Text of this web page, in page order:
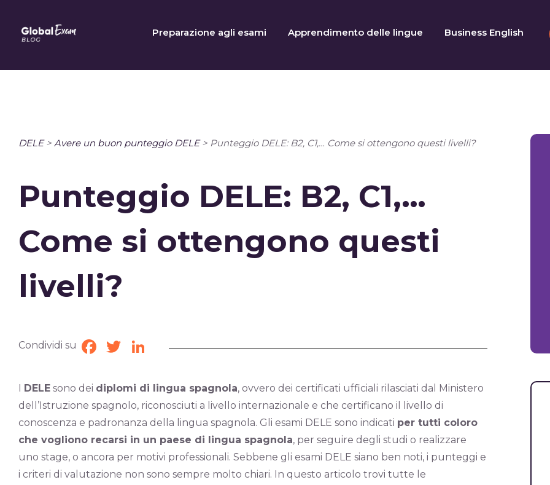
content
Preparazione agli esami Apprendimento delle lingue Business English
DELE> Avere un buon punteggio DELE> Punteggio DELE: B2, C1,… Come si ottengono questi livelli?
Punteggio DELE: B2, C1,…
Come si ottengono questi
livelli?
Condividi su Facebook
TwitterLinkedIn
I DELE sono dei diplomi di lingua spagnola, ovvero dei certificati ufficiali rilasciati dal Ministero
dell’Istruzione spagnolo, riconosciuti a livello internazionale e che certificano il livello di
conoscenza e padronanza della lingua spagnola. Gli esami DELE sono indicati per tutti coloro
che vogliono recarsi in un paese di lingua spagnola, per seguire degli studi o realizzare
uno stage, o ancora per motivi professionali. Sebbene gli esami DELE siano ben noti, i punteggi e
i criteri di valutazione non sono sempre molto chiari. In questo articolo trovi tutte le